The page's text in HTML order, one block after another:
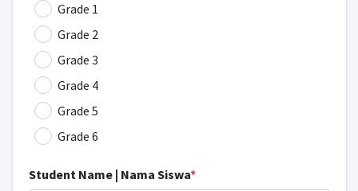
Grade 1
Grade 2
Grade 3
Grade 4
Grade 5
Grade 6
Student Name | Nama Siswa*